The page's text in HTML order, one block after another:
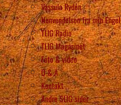
Vassula Rydén
Henvendelsen fra min Engel
TLIG Radio
TLIG Magasinet
Foto & video
Q & A
Kontakt
Andre SLIG sider